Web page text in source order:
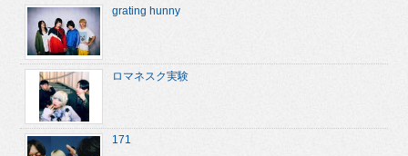
grating hunny
ロマネスク実験
171